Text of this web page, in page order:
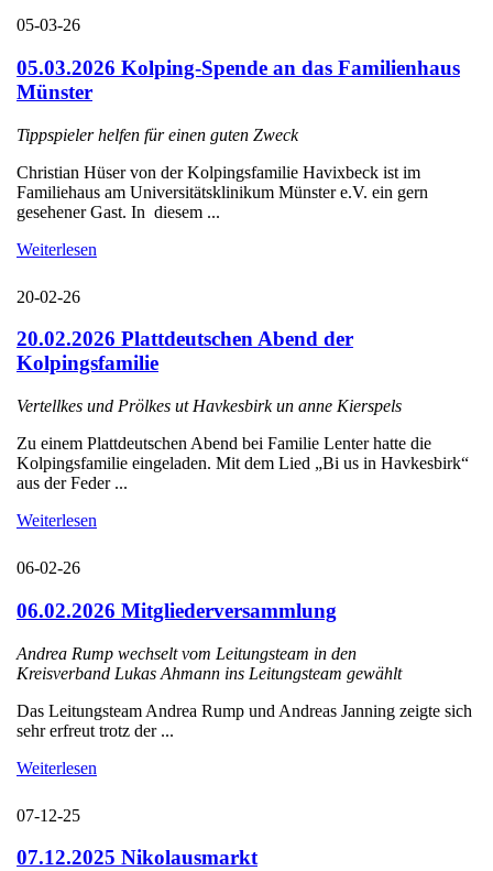
05-03-26
05.03.2026 Kolping-Spende an das Familienhaus
Münster
Tippspieler helfen für einen guten Zweck
Christian Hüser von der Kolpingsfamilie Havixbeck ist im
Familiehaus am Universitätsklinikum Münster e.V. ein gern
gesehener Gast. In diesem ...
Weiterlesen
20-02-26
20.02.2026 Plattdeutschen Abend der
Kolpingsfamilie
Vertellkes und Prölkes ut Havkesbirk un anne Kierspels
Zu einem Plattdeutschen Abend bei Familie Lenter hatte die
Kolpingsfamilie eingeladen. Mit dem Lied „Bi us in Havkesbirk“
aus der Feder ...
Weiterlesen
06-02-26
06.02.2026 Mitgliederversammlung
Andrea Rump wechselt vom Leitungsteam in den
Kreisverband Lukas Ahmann ins Leitungsteam gewählt
Das Leitungsteam Andrea Rump und Andreas Janning zeigte sich
sehr erfreut trotz der ...
Weiterlesen
07-12-25
07.12.2025 Nikolausmarkt